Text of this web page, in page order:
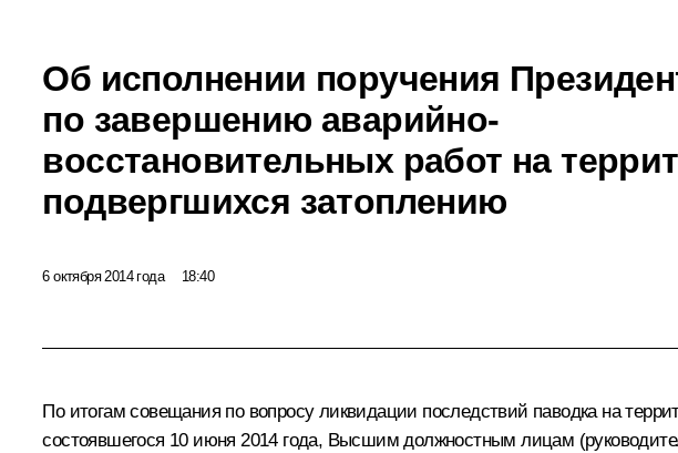
Об исполнении поручения
по завершению аварийно-
восстановительных работ на
подвергшихся затоплению
6 октября 2014 года 18:40
По итогамсовещания по вопросу ликвидации последствий паводка на
состоявшегося 10 июня 2014 года, Высшим должностным лицам